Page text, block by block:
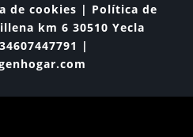
de cookies | Política de
km 6 30510 Yecla
|